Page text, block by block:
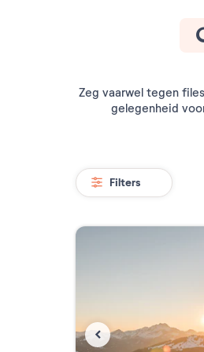
Zeg vaarwel tegen
gelegenheid
Filters